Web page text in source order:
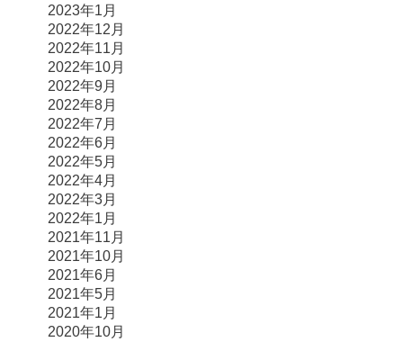
2023年1月
2022年12月
2022年11月
2022年10月
2022年9月
2022年8月
2022年7月
2022年6月
2022年5月
2022年4月
2022年3月
2022年1月
2021年11月
2021年10月
2021年6月
2021年5月
2021年1月
2020年10月